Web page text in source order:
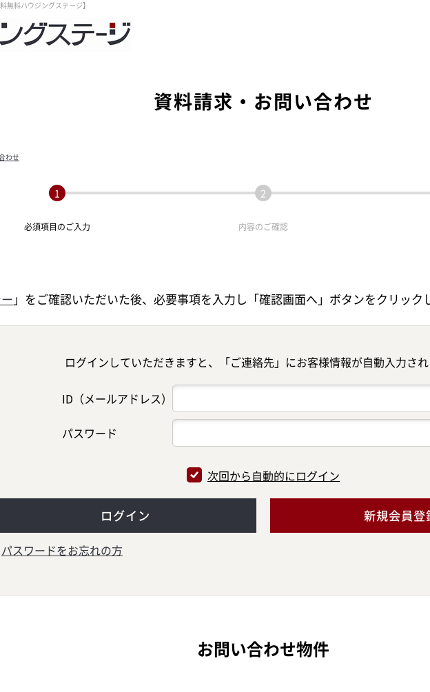
無料ハウジングステージ】
資料請求・お問い合わせ
わせ
必須項目のご入力 内容のご確認
」をご確認いただいた後、必要事項を入力し「確認画面へ」ボタンをクリック
ログインしていただきますと、「ご連絡先」にお客様情報が自動入力され
ID（メールアドレス）
パスワード
次回から自動的にログイン
ログイン 新規会員登
パスワードをお忘れの方
お問い合わせ物件